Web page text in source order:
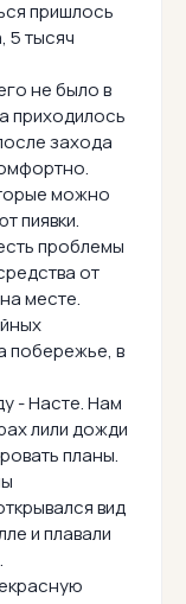
пришлось
5 тысяч
не было в
приходилось
захода
можно
пиявки.
проблемы
от
месте.
побережье, в
- Насте. Нам
лили дожди
планы.
вид
и плавали